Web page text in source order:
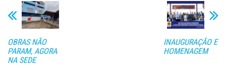
ok er
OBRAS NÃO
PARAM, AGORA
NA SEDE
INAUGURAÇÃO E
HOMENAGEM